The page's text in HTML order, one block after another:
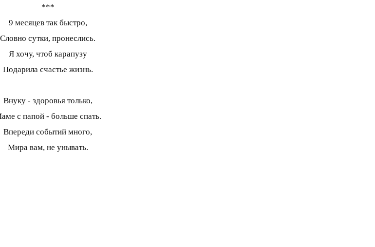
***
9 месяцев так быстро,
Словно сутки, пронеслись.
Я хочу, чтоб карапузу
Подарила счастье жизнь.
Внуку - здоровья только,
с папой - больше спать.
Впереди событий много,
Мира вам, не унывать.